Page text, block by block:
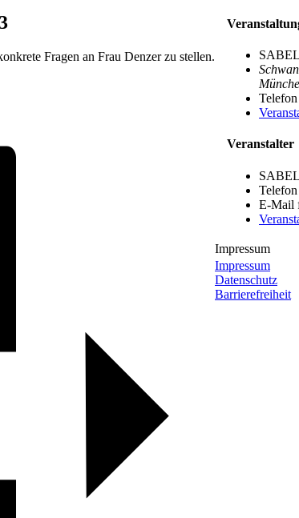
Fragen an Frau Denzer zu stellen.
Telefon
Veranstalter
Telefon
E-Mail
Impressum
Impressum
Datenschutz
Barrierefreiheit